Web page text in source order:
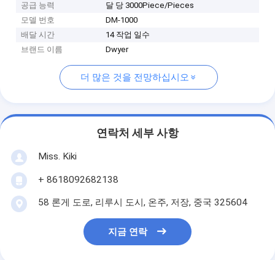
공급 능력
달 당 3000Piece/Pieces
모델 번호
DM-1000
배달 시간
14 작업 일수
브랜드 이름
Dwyer
더 많은 것을 전망하십시오
연락처 세부 사항
Miss. Kiki
+ 8618092682138
58 론게 도로, 리루시 도시, 온주, 저장, 중국 325604
지금 연락